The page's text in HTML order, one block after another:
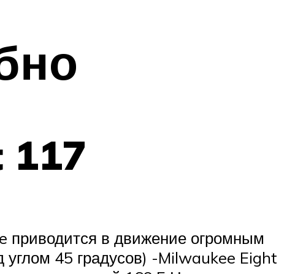
117
приводится в движение огромным
45 градусов) -Milwaukee Eight